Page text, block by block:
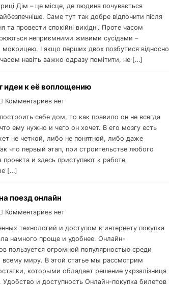
Дім – це місце, де людина почувається
Саме тут так добре відпочити після
та провести спокійні вихідні. Проте часом
неприємними живими сусідами –
І якщо перших двох позбутися відносно
навіть важко одразу помітити, не […]
идеи к её воплощению
Комментариев нет
себе дом, то как правило он не всегда
ему нужно и чего он хочет. В его мозгу есть
не четкой, либо не понятной, либо даже
что первый этап, при строительстве любого
проекта и здесь приступают к работе
[…]
поезд онлайн
Комментариев нет
технологий и доступом к интернету покупка
намного проще и удобнее. Онлайн-
пользуется огромной популярностью среди
всему миру. В этой статье мы рассмотрим
которыми обладает решение укрзалізниця
Удобство и доступность Онлайн-покупка билетов